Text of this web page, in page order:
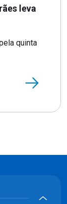
leva
quinta